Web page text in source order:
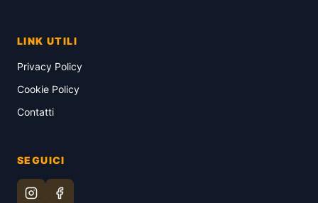
LINK UTILI
Privacy Policy
Cookie Policy
Contatti
SEGUICI